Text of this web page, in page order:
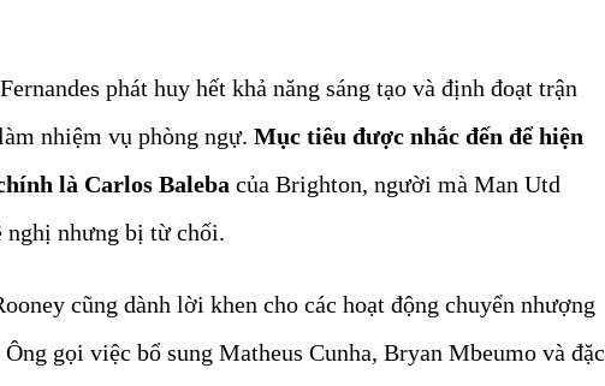
phát huy hết khả năng sáng tạo và định đoạt trận
nhiệm vụ phòng ngự. Mục tiêu được nhắc đến để hiện
là Carlos Baleba của Brighton, người mà Man Utd
nhưng bị từ chối.
cũng dành lời khen cho các hoạt động chuyển nhượng
gọi việc bổ sung Matheus Cunha, Bryan Mbeumo và đặc